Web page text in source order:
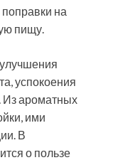
на
пищу.
успокоения
Из ароматных
ими
В
о пользе